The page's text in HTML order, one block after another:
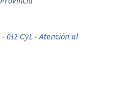
012 CyL - Atención al